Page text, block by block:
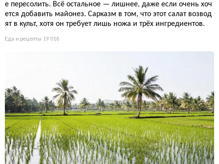
е пересолить. Всё остальное — лишнее, даже если очень хоч
ется добавить майонез. Сарказм в том, что этот салат возвод
ят в культ, хотя он требует лишь ножа и трёх ингредиентов.
Еда и рецепты 19 016